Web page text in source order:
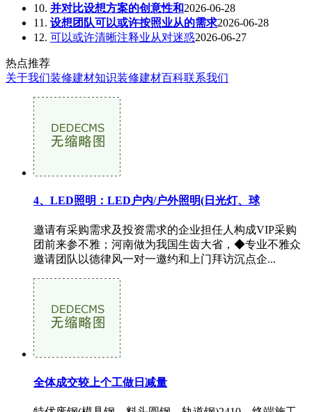
10. 并对比设想方案的创意性和2026-06-28
11. 设想团队可以或许按照业从的需求2026-06-28
12. 可以或许清晰注释业从对迷惑2026-06-27
热点推荐
关于我们装修建材知识装修建材百科联系我们
4、LED照明：LED户内/户外照明(日光灯、球
邀请有采购需求及投资需求的企业担任人构成VIP采购
团前来参不雅；河南做为我国生齿大省，◆专业不雅众
邀请团队以德律风一对一邀约和上门拜访沉点企...
全体成交较上个工做日减量